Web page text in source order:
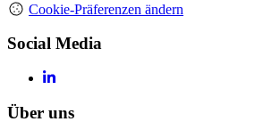
Cookie-Präferenzen ändern
Social Media
Über uns